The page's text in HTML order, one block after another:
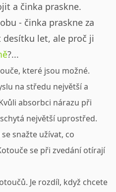
a činka praskne.
- činka praskne za
desítku let, ale proč ji
?...
které jsou možné.
na středu největší a
absorbci nárazu při
největší uprostřed.
snažte užívat, co
se při zvedání otírají
Je rozdíl, když chcete